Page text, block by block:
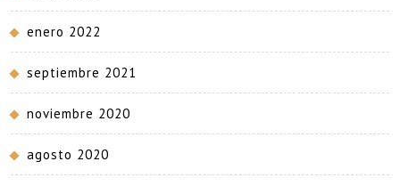
enero 2022
septiembre 2021
noviembre 2020
agosto 2020